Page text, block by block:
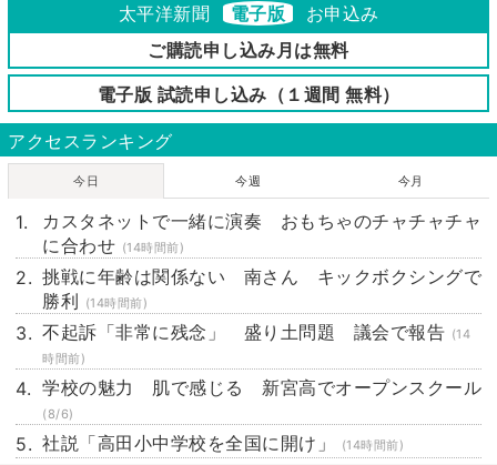
太平洋新聞 電子版
お申込み
ご購読申し込み月は無料
電子版 試読申し込み（１週間 無料）
アクセスランキング
今日 今週 今月
カスタネットで一緒に演奏 おもちゃのチャチャチャ
に合わせ (14時間前)
挑戦に年齢は関係ない 南さん キックボクシングで
勝利 (14時間前)
不起訴「非常に残念」 盛り土問題 議会で報告 (14
時間前)
学校の魅力 肌で感じる 新宮高でオープンスクール
(8/6)
社説「高田小中学校を全国に開け」 (14時間前)